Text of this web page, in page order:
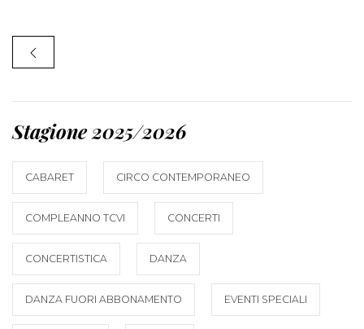
Stagione 2025/2026
CABARET CIRCO CONTEMPORANEO
COMPLEANNO TCVI CONCERTI
CONCERTISTICA DANZA
DANZA FUORI ABBONAMENTO EVENTI SPECIALI